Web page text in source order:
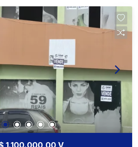
1.100.000,00 V